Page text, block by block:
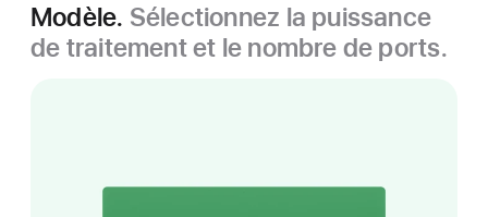
Modèle. Sélectionnez la puissance
de traitement et le nombre de ports.